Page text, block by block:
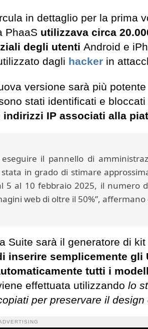
in dettaglio per la prima
PhaaS utilizzava circa
degli utenti Android e
dagli hacker in
versione sarà più
stati identificati e
indirizzi IP associati alla
il pannello di
in grado di stimare
5 al 10 febbraio 2025, il numero
web di oltre il 50%”, affermano
Suite sarà il generatore di kit
inserire semplicemente gli
tutti i
effettuata utilizzando lo
per preservare il design